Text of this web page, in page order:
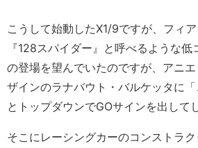
こうして始動したX1/9ですが、フィ
『128スパイダー』と呼べるような
の登場を望んでいたのですが、アニ
ザインのラナバウト・バルケッタに「
とトップダウンでGOサインを出して
そこにレーシングカーのコンストラク